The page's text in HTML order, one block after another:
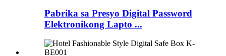
Pabrika sa Presyo Digital Password
Elektronikong Lapto ...